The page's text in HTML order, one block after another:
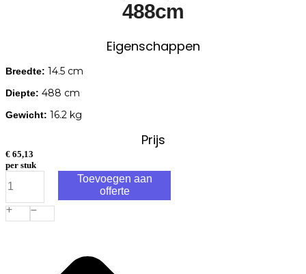
488cm
Eigenschappen
Breedte: 14.5 cm
Diepte: 488 cm
Gewicht: 16.2 kg
Prijs
€ 65,13
per stuk
Vlonderplank
25x145mm
glad/grof
Premium
Toevoegen aan
offerte